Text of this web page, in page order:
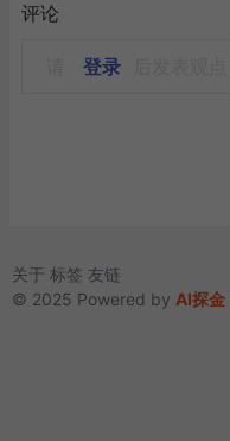
评论
登录
关于 标签 友链
© 2025 Powered by AI探金